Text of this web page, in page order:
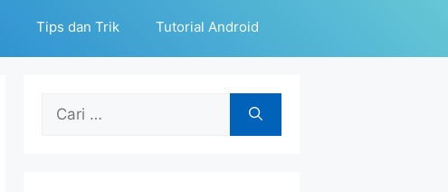
Tips dan Trik Tutorial Android
Cari